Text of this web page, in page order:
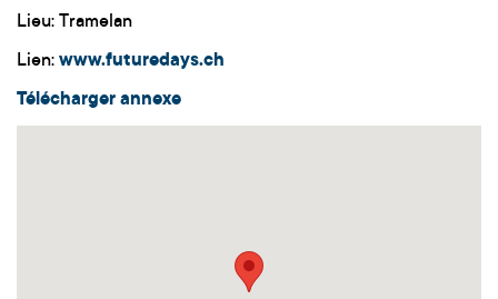
Lieu: Tramelan
Lien: www.futuredays.ch
Télécharger annexe